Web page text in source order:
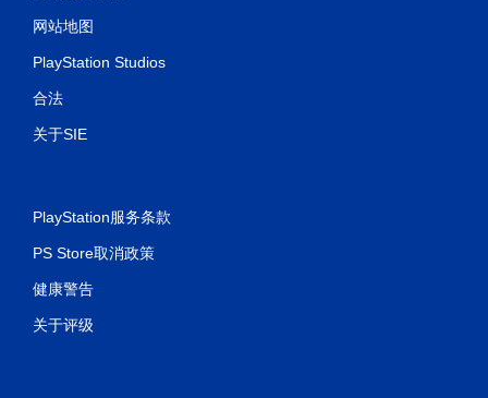
网站地图
PlayStation Studios
合法
关于SIE
PlayStation服务条款
PS Store取消政策
健康警告
关于评级